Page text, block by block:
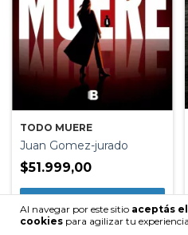
Al navegar por este sitio aceptás
cookies para agilizar tu
TODO MUERE
Juan Gomez-jurado
$51.999,00